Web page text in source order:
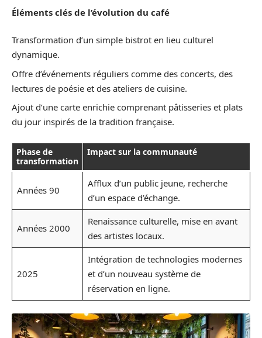
Éléments clés de l’évolution du café
Transformation d’un simple bistrot en lieu culturel
dynamique.
Offre d’événements réguliers comme des concerts, des
lectures de poésie et des ateliers de cuisine.
Ajout d’une carte enrichie comprenant pâtisseries et plats
du jour inspirés de la tradition française.
Phase de
transformation
Impact sur la communauté
Années 90
Afflux d’un public jeune, recherche
d’un espace d’échange.
Années 2000
Renaissance culturelle, mise en avant
des artistes locaux.
2025
Intégration de technologies modernes
et d’un nouveau système de
réservation en ligne.